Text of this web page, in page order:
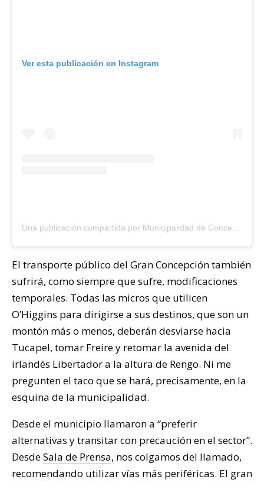
Ver esta publicación en Instagram
El transporte público del Gran Concepción también
sufrirá, como siempre que sufre, modificaciones
temporales. Todas las micros que utilicen
O’Higgins para dirigirse a sus destinos, que son un
montón más o menos, deberán desviarse hacia
Tucapel, tomar Freire y retomar la avenida del
irlandés Libertador a la altura de Rengo. Ni me
pregunten el taco que se hará, precisamente, en la
esquina de la municipalidad.
Desde el municipio llamaron a “preferir
alternativas y transitar con precaución en el sector”.
DesdeSala de Prensa, nos colgamos del llamado,
recomendando utilizar vías más periféricas. El gran